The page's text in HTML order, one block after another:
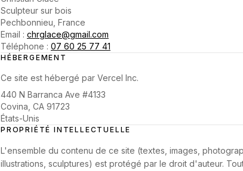
Sculpteur sur bois
Pechbonnieu, France
Email : chrglace@gmail.com
Téléphone : 07 60 25 77 41
HÉBERGEMENT
Ce site est hébergé par Vercel Inc.
440 N Barranca Ave #4133
Covina, CA 91723
États-Unis
PROPRIÉTÉ INTELLECTUELLE
L'ensemble du contenu de ce site (textes, images,
illustrations, sculptures) est protégé par le droit d'auteur.